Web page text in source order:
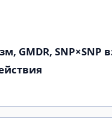
GMDR, SNP×SNP